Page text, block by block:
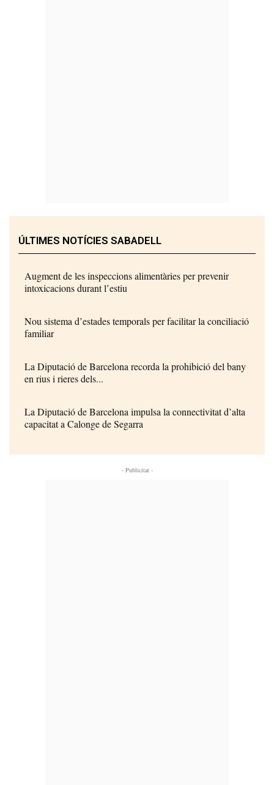
ÚLTIMES NOTÍCIES SABADELL
Augment de les inspeccions alimentàries per prevenir
intoxicacions durant l’estiu
Nou sistema d’estades temporals per facilitar la conciliació
familiar
La Diputació de Barcelona recorda la prohibició del bany
en rius i rieres dels...
La Diputació de Barcelona impulsa la connectivitat d’alta
capacitat a Calonge de Segarra
- Publicitat -